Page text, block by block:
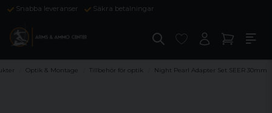
Snabba leveranser Säkra betalningar
Optik & Montage Tillbehör för optik Night Pearl Adapter Set SEER 30mm